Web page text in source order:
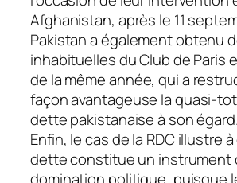
Afghanistan, après le 11
Pakistan a également obtenu
inhabituelles du Club de Paris
de la même année, qui a
façon avantageuse la quasi-
dette pakistanaise à son égard.
Enfin, le cas de la RDC illustre
dette constitue un instrument